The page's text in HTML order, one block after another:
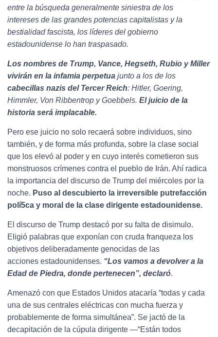
entre la búsqueda generalmente siniestra de los
intereses de las grandes potencias capitalistas y la
bestialidad fascista, los líderes del gobierno
estadounidense lo han traspasado.
Los nombres de Trump, Vance, Hegseth, Rubio yMiller
vivirán en la infamia perpetua junto a los de los
cabecillas nazis del TercerReich: Hitler, Goering,
Himmler, Von Ribbentrop y Goebbels. El juicio de la
historia será implacable.
Pero ese juicio no solo recaerá sobre individuos, sino
también, y de forma más profunda, sobre la clase social
que los elevó al poder y en cuyo interés cometieron sus
monstruosos crímenes contra el pueblo de Irán. Ahí radica
la importancia del discurso de Trump del miércoles por la
noche. Puso al descubierto la irreversible putrefacción
polí5ca y moral de la clase dirigente estadounidense.
El discurso de Trump destacó por su falta de disimulo.
Eligió palabras que exponían con cruda franqueza los
objetivos deliberadamente genocidas de las
acciones estadounidenses. “Los vamos a devolver a la
Edad de Piedra, donde pertenecen”, declaró.
Amenazó con que Estados Unidos atacaría “todas y cada
una de sus centrales eléctricas con mucha fuerza y
probablemente de forma simultánea”. Se jactó de la
decapitación de la cúpula dirigente —“Están todos